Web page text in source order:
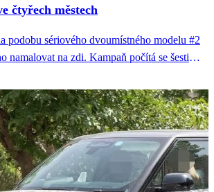
čtyřech městech
podobu sériového dvoumístného modelu #2
namalovat na zdi. Kampaň počítá se šesti